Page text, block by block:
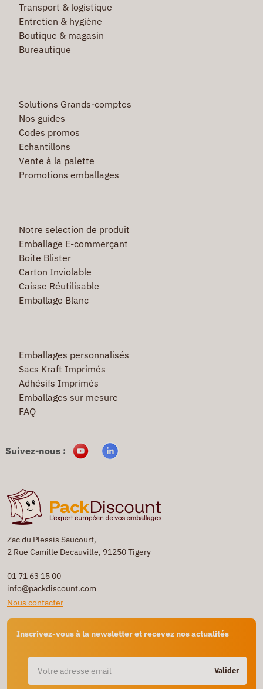
Zac du Plessis Saucourt,
2 Rue Camille Decauville, 91250 Tigery
01 71 63 15 00
info@packdiscount.com
Nous contacter
Inscrivez-vous à la newsletter et recevez nos actualités
Valider
Transport & logistique
Entretien & hygiène
Boutique & magasin
Bureautique
Solutions Grands-comptes
Nos guides
Codes promos
Echantillons
Vente à la palette
Promotions emballages
Notre selection de produit
Emballage E-commerçant
Boite Blister
Carton Inviolable
Caisse Réutilisable
Emballage Blanc
Emballages personnalisés
Sacs Kraft Imprimés
Adhésifs Imprimés
Emballages sur mesure
FAQ
Suivez-nous :